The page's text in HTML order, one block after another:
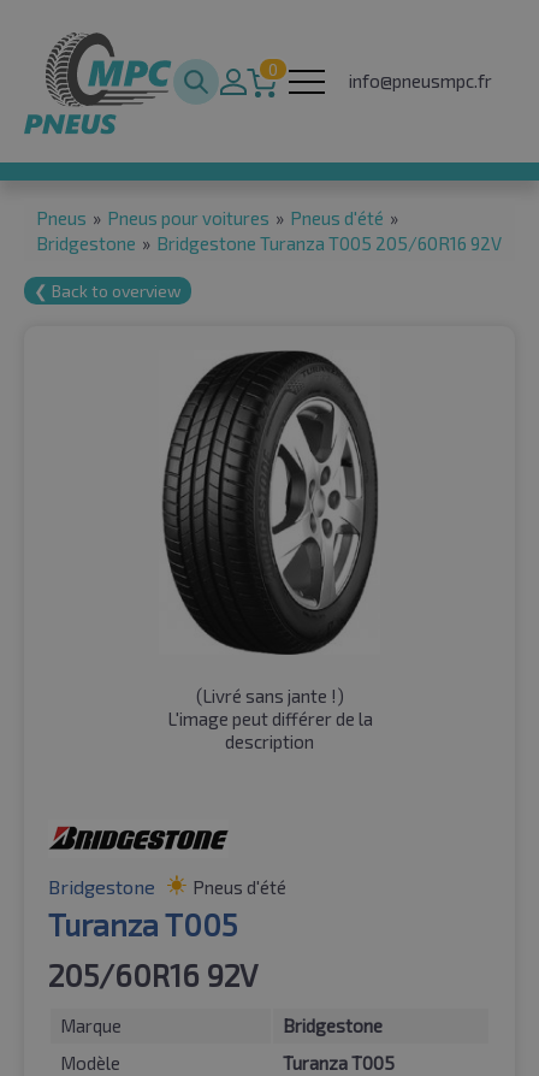
0
info@pneusmpc.fr
Pneus » Pneus pour voitures » Pneus d'été »
Bridgestone » Bridgestone Turanza T005 205/60R16 92V
❮ Back to overview
(Livré sans jante !)
L'image peut différer de la
description
Bridgestone Pneus d'été
Turanza T005
205/60R16 92V
Marque
Bridgestone
Modèle
Turanza T005